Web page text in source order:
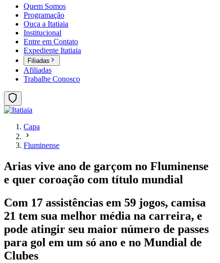
Quem Somos
Programação
Ouça a Itatiaia
Institucional
Entre em Contato
Expediente Itatiaia
Filiadas
Afiliadas
Trabalhe Conosco
Capa
Fluminense
Arias vive ano de garçom no Fluminense
e quer coroação com título mundial
Com 17 assistências em 59 jogos, camisa
21 tem sua melhor média na carreira, e
pode atingir seu maior número de passes
para gol em um só ano e no Mundial de
Clubes